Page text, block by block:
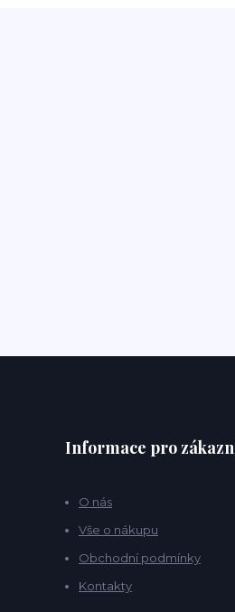
Informace pro
O nás
Vše o nákupu
Obchodní podmínky
Kontakty